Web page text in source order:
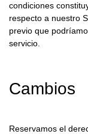
condiciones
respecto a nuestro
previo que
servicio.
Cambios
Reservamos el